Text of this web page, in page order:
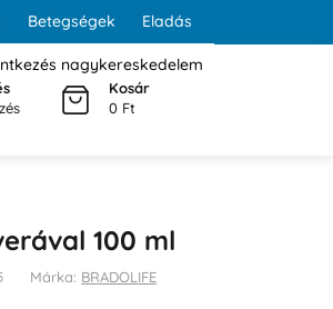
Betegségek Eladás
nagykereskedelem
Kosár
0 Ft
100 ml
Márka: BRADOLIFE